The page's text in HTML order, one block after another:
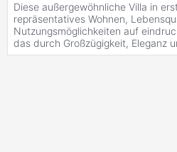
Diese außergewöhnliche Villa in
repräsentatives Wohnen,
Nutzungsmöglichkeiten auf
das durch Großzügigkeit, Eleganz